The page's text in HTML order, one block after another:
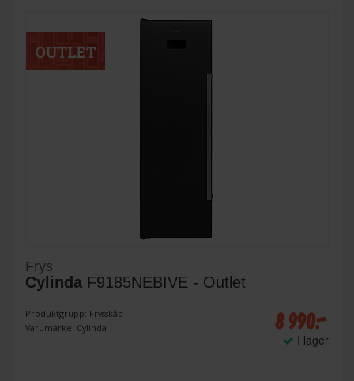
Frys
Cylinda F9185NEBIVE - Outlet
Produktgrupp: Frysskåp
Varumärke: Cylinda
8 990:-
I lager